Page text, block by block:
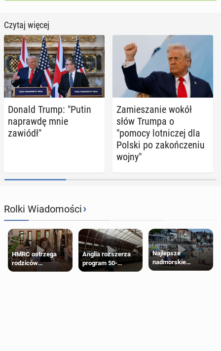
Czytaj więcej
Donald Trump: "Putin
na­praw­dę mnie
zawiódł"
Za­mie­sza­nie wokół
słów Trumpa o
"pomocy lot­ni­czej dla
Polski po za­koń­cze­niu
wojny"
Rolki Wiadomości›
HMRC ostrzega
rodziców
pobierających Child
Anglia rozszerza
program 50-
procentowych
Najlepsze
nadmorskie
miasteczko blisko